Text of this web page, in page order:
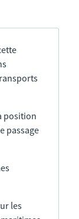
position
passage
les